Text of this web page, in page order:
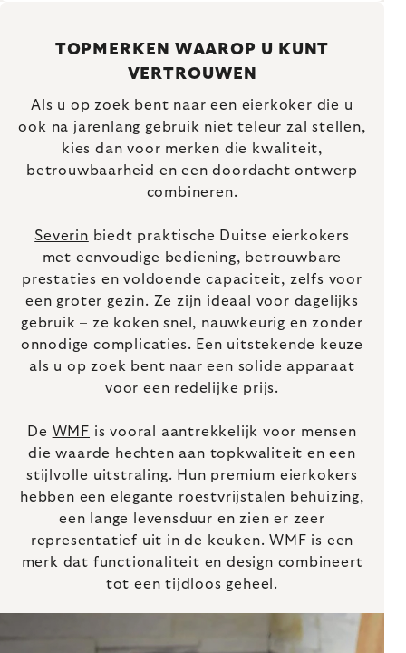
TOPMERKEN WAAROP U KUNT
VERTROUWEN
Als u op zoek bent naar een eierkoker die u
ook na jarenlang gebruik niet teleur zal stellen,
kies dan voor merken die kwaliteit,
betrouwbaarheid en een doordacht ontwerp
combineren.
Severin biedt praktische Duitse eierkokers
met eenvoudige bediening, betrouwbare
prestaties en voldoende capaciteit, zelfs voor
een groter gezin. Ze zijn ideaal voor dagelijks
gebruik – ze koken snel, nauwkeurig en zonder
onnodige complicaties. Een uitstekende keuze
als u op zoek bent naar een solide apparaat
voor een redelijke prijs.
De WMF is vooral aantrekkelijk voor mensen
die waarde hechten aan topkwaliteit en een
stijlvolle uitstraling. Hun premium eierkokers
hebben een elegante roestvrijstalen behuizing,
een lange levensduur en zien er zeer
representatief uit in de keuken. WMF is een
merk dat functionaliteit en design combineert
tot een tijdloos geheel.